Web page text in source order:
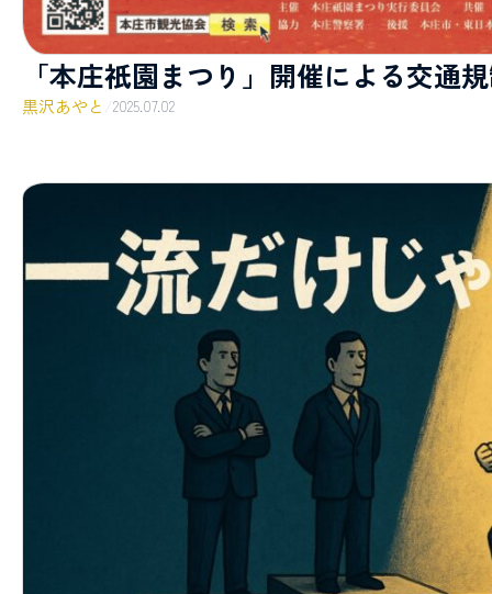
「本庄祇園まつり」開催による交通
黒沢あやと 2025.07.02